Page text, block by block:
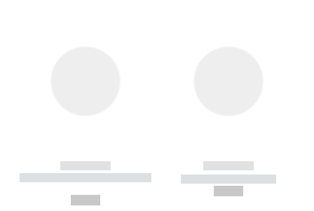
------------
----------- ----------- --------
------------
----------- -----------